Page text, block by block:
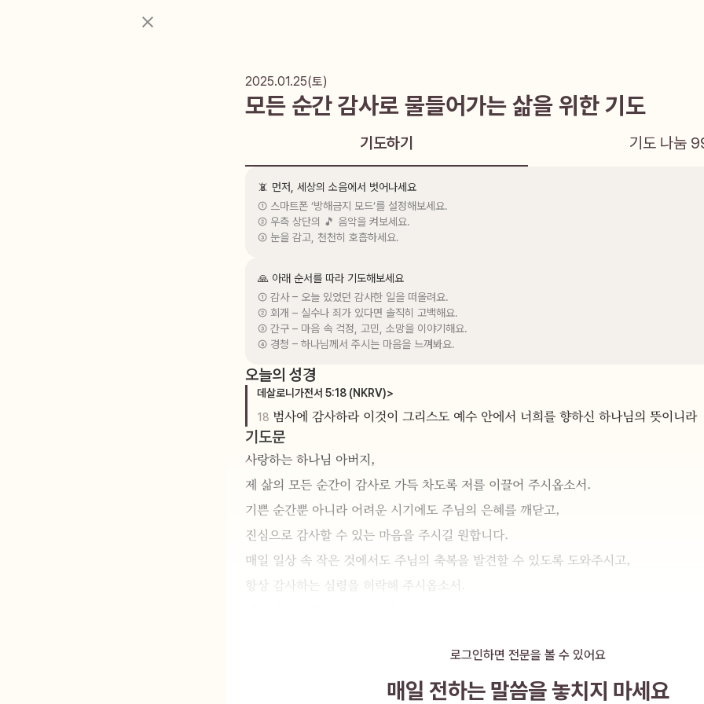
2025.01.25(토)
모든 순간 감사로 물들어가는 삶을 위한 기도
기도하기 기도 나눔
📵 먼저, 세상의 소음에서 벗어나세요
① 스마트폰 ‘방해금지 모드’를 설정해보세요.
② 우측 상단의 🎵 음악을 켜보세요.
③ 눈을 감고, 천천히 호흡하세요.
🙏 아래 순서를 따라 기도해보세요
① 감사 – 오늘 있었던 감사한 일을 떠올려요.
② 회개 – 실수나 죄가 있다면 솔직히 고백해요.
③ 간구 – 마음 속 걱정, 고민, 소망을 이야기해요.
④ 경청 – 하나님께서 주시는 마음을 느껴봐요.
오늘의 성경
데살로니가전서 5:18 (NKRV)>
18 범사에 감사하라 이것이 그리스도 예수 안에서 너희를 향하신 하나님의 뜻이니라
기도문
사랑하는 하나님 아버지,
제 삶의 모든 순간이 감사로 가득 차도록 저를 이끌어 주시옵소서.
기쁜 순간뿐 아니라 어려운 시기에도 주님의 은혜를 깨닫고,
진심으로 감사할 수 있는 마음을 주시길 원합니다.
매일 일상 속 작은 것에서도 주님의 축복을 발견할 수 있도록 도와주시고,
항상 감사하는 심령을 허락해 주시옵소서.
로그인하면 전문을 볼 수 있어요
매일 전하는 말씀을놓치지 마세요